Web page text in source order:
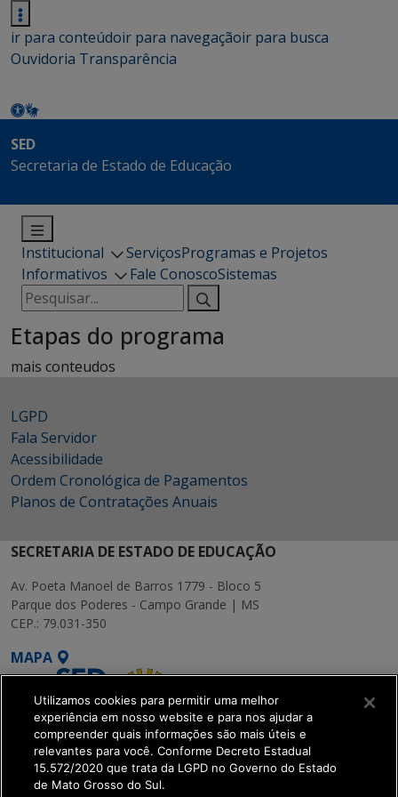
ir para conteúdoir para navegaçãoir para busca
Ouvidoria Transparência
SED
Secretaria de Estado de Educação
Institucional ServiçosProgramas e Projetos
Informativos
Fale ConoscoSistemas
Pesquisar
por:
Etapas do programa
mais conteudos
LGPD
Fala Servidor
Acessibilidade
Ordem Cronológica de Pagamentos
Planos de Contratações Anuais
SECRETARIA DE ESTADO DE EDUCAÇÃO
Av. Poeta Manoel de Barros 1779 - Bloco 5
Parque dos Poderes - Campo Grande | MS
CEP.: 79.031-350
MAPA
SETDIG | Secretaria-
Utilizamos cookies para permitir uma melhor
experiência em nosso website e para nos ajudar a
compreender quais informações são mais úteis e
relevantes para você. Conforme Decreto Estadual
15.572/2020 que trata da LGPD no Governo do Estado
de Mato Grosso do Sul.